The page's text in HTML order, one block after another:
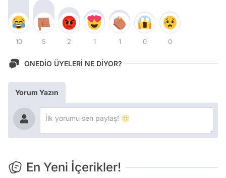
10 5 2 1 1 0 0
ONEDİO ÜYELERİ NE DİYOR?
Yorum Yazın
En Yeni İçerikler!